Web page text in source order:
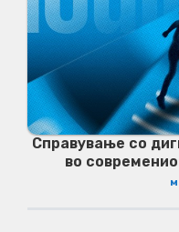
Справување со
во